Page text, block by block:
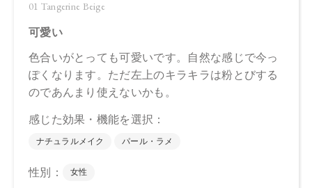
●パッケージのリニューアル等の理由により、成分・処方が記
●予告なくパッケージ仕様が変更になる場合がございます。